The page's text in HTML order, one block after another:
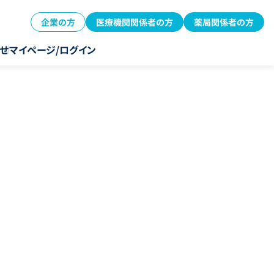
企業の方 医療機関関係者の方 薬局関係者の方
マイページ/ログイン